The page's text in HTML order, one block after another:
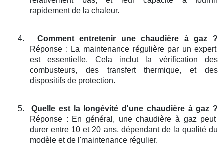
rapidement de la chaleur.
4.
Comment entretenir une chaudière à gaz ?
Réponse : La maintenance régulière par un expert
est essentielle. Cela inclut la vérification des
combusteurs, des transfert thermique, et des
dispositifs de protection.
5.
Quelle est la longévité d'une chaudière à gaz ?
Réponse : En général, une chaudière à gaz peut
durer entre 10 et 20 ans, dépendant de la qualité du
modèle et de l'maintenance régulier.